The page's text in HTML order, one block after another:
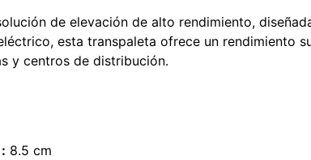
de elevación de alto rendimiento,
esta transpaleta ofrece un rendimiento
y centros de distribución.
8.5 cm